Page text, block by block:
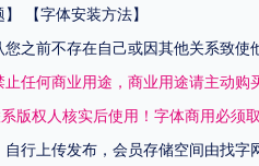
【字体安装方法】
之前不存在自己或因其他关系致使
任何商业用途，商业用途请主动购
版权人核实后使用！字体商用必须
自行上传发布，会员存储空间由找